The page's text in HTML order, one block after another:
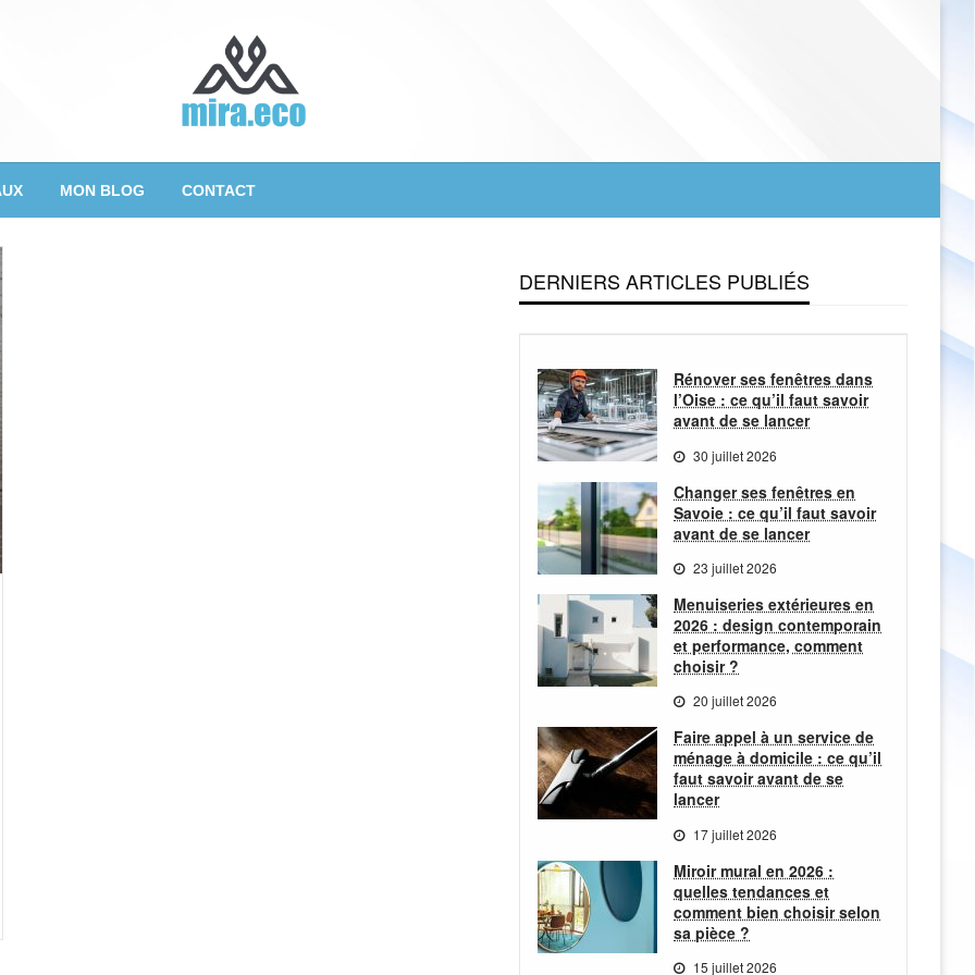
MON BLOG CONTACT
DERNIERS ARTICLES PUBLIÉS
Rénover ses fenêtres dans
l’Oise : ce qu’il faut savoir
avant de se lancer
30 juillet 2026
Changer ses fenêtres en
Savoie : ce qu’il faut savoir
avant de se lancer
23 juillet 2026
Menuiseries extérieures en
2026 : design contemporain
et performance, comment
choisir ?
20 juillet 2026
Faire appel à un service de
ménage à domicile : ce qu’il
faut savoir avant de se
lancer
17 juillet 2026
Miroir mural en 2026 :
quelles tendances et
comment bien choisir selon
sa pièce ?
15 juillet 2026